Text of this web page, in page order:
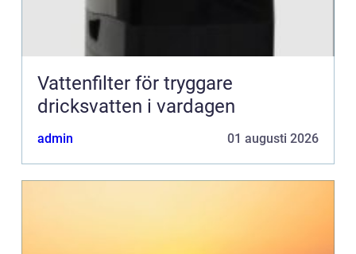
Vattenfilter för tryggare
dricksvatten i vardagen
admin 01 augusti 2026